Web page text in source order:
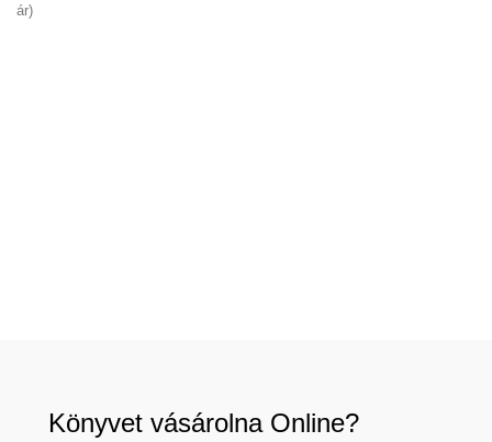
ár)
Könyvet vásárolna Online?